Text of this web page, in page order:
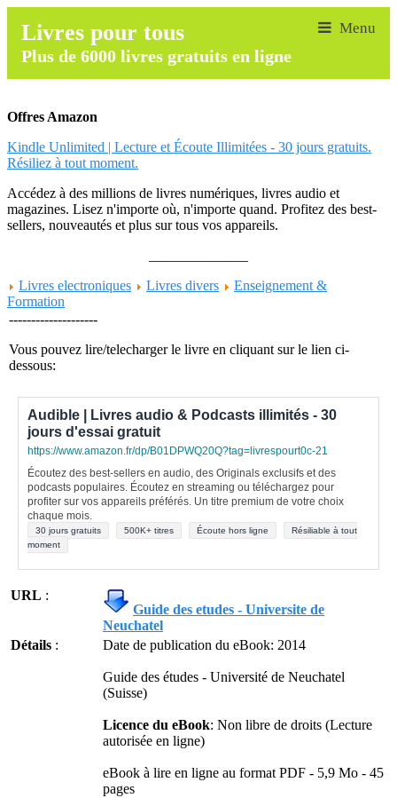
Livres pour tous
Plus de 6000 livres gratuits en ligne
Offres Amazon
Kindle Unlimited | Lecture et Écoute Illimitées - 30 jours gratuits.
Résiliez à tout moment.
Accédez à des millions de livres numériques, livres audio et
magazines. Lisez n'importe où, n'importe quand. Profitez des best-
sellers, nouveautés et plus sur tous vos appareils.
Livres electroniques
Livres divers
Enseignement &
Formation
--------------------
Vous pouvez lire/telecharger le livre en cliquant sur le lien ci-
dessous:
Audible | Livres audio & Podcasts illimités - 30
jours d'essai gratuit
https://www.amazon.fr/dp/B01DPWQ20Q?tag=livrespourt0c-21
Écoutez des best-sellers en audio, des Originals exclusifs et des
podcasts populaires. Écoutez en streaming ou téléchargez pour
profiter sur vos appareils préférés. Un titre premium de votre choix
chaque mois.
30 jours gratuits 500K+ titres Écoute hors ligne
Résiliable à tout
moment
URL :
Guide des etudes - Universite de
Neuchatel
Détails : Date de publication du eBook: 2014
Guide des études - Université de Neuchatel
(Suisse)
Licence du eBook: Non libre de droits (Lecture
autorisée en ligne)
eBook à lire en ligne au format PDF - 5,9 Mo - 45
pages